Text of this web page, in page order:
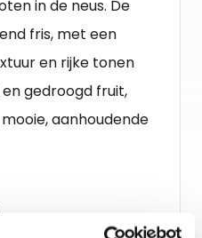
in de neus. De
fris, met een
en rijke tonen
gedroogd fruit,
aanhoudende